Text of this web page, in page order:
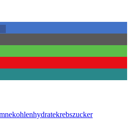
kohlenhydratekrebszucker